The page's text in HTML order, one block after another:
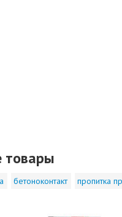
товары
бетоноконтакт пропитка